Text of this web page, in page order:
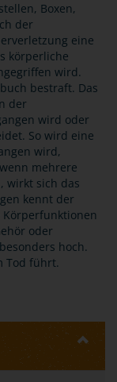
Boxen,
der
eine
körperliche
wird.
bestraft. Das
der
wird oder
So wird eine
wird,
mehrere
wirkt sich das
kennt der
Körperfunktionen
oder
hoch.
Tod führt.